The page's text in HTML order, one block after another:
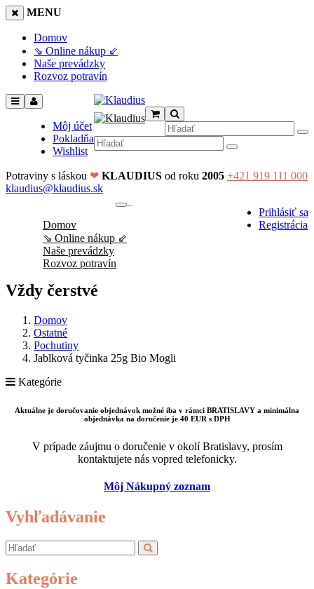
MENU
Domov
⇘ Online nákup ⇙
Naše prevádzky
Rozvoz potravín
Môj účet
Pokladňa
Wishlist
Potraviny s láskou ❤ KLAUDIUS od roku 2005 +421 919 111 000
klaudius@klaudius.sk
Prihlásiť sa
Registrácia
Domov
⇘ Online nákup ⇙
Naše prevádzky
Rozvoz potravín
Vždy čerstvé
Domov
Ostatné
Pochutiny
Jablková tyčinka 25g Bio Mogli
Kategórie
Aktuálne je doručovanie objednávok možné iba v rámci BRATISLAVY a minimálna
objednávka na doručenie je 40 EUR s DPH
V prípade záujmu o doručenie v okolí Bratislavy, prosím
kontaktujete nás vopred telefonicky.
Môj Nákupný zoznam
Vyhľadávanie
Kategórie